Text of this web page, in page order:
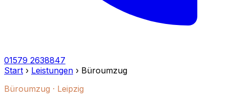
01579 2638847
Start › Leistungen › Büroumzug
Büroumzug · Leipzig